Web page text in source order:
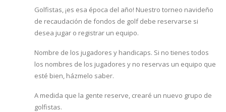
Golfistas, ¡es esa época del año! Nuestro torneo navideño
de recaudación de fondos de golf debe reservarse si
desea jugar o registrar un equipo.
Nombre de los jugadores y handicaps. Si no tienes todos
los nombres de los jugadores y no reservas un equipo que
esté bien, házmelo saber.
A medida que la gente reserve, crearé un nuevo grupo de
golfistas.